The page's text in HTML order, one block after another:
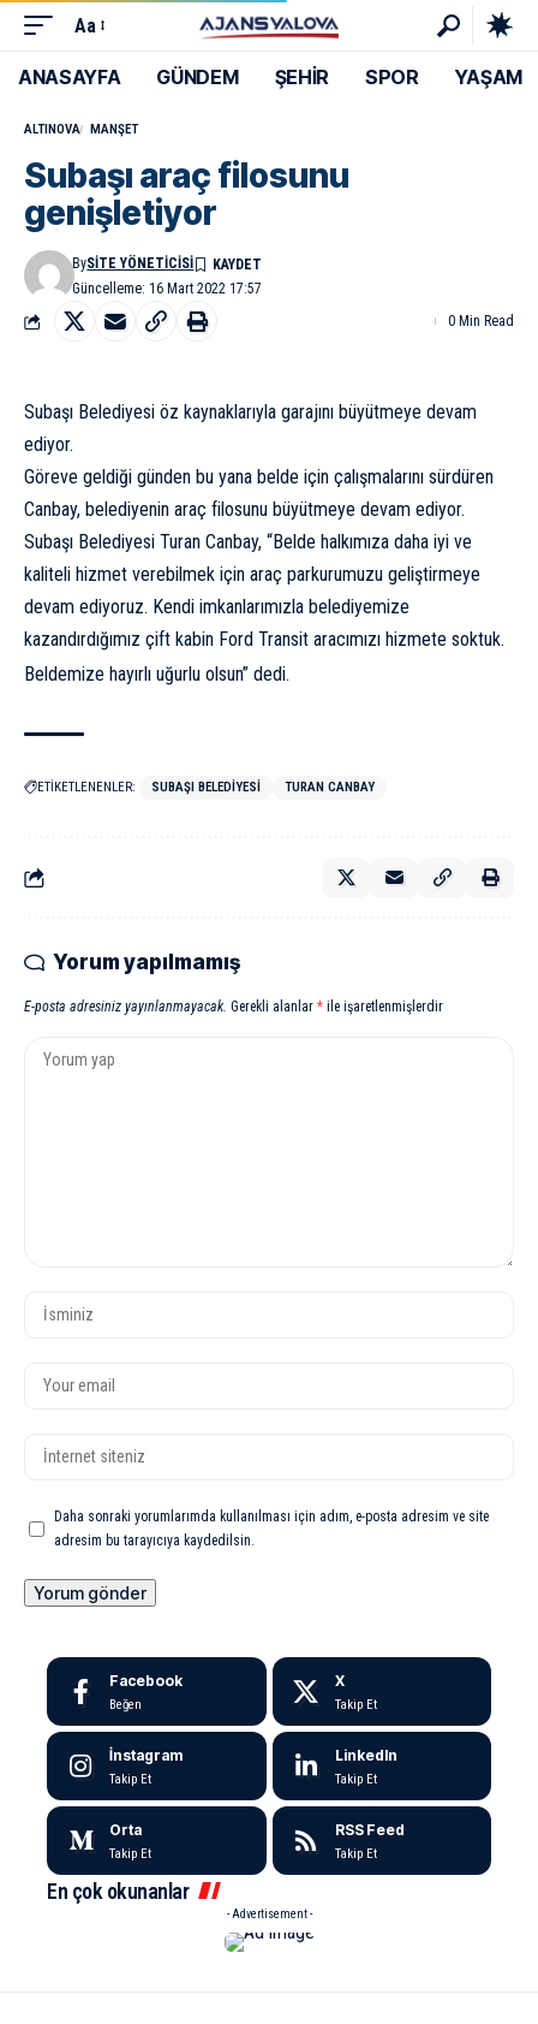
Aa
ANASAYFA GÜNDEM ŞEHİR SPOR YAŞAM
ALTINOVA MANŞET
Subaşı araç filosunu
genişletiyor
Güncelleme: 16 Mart 2022 17:57
BySITE YÖNETICISI
0 Min Read
Subaşı Belediyesi öz kaynaklarıyla garajını büyütmeye devam
ediyor.
Göreve geldiği günden bu yana belde için çalışmalarını sürdüren
Canbay, belediyenin araç filosunu büyütmeye devam ediyor.
Subaşı Belediyesi Turan Canbay, “Belde halkımıza daha iyi ve
kaliteli hizmet verebilmek için araç parkurumuzu geliştirmeye
devam ediyoruz. Kendi imkanlarımızla belediyemize
kazandırdığımız çift kabin Ford Transit aracımızı hizmete soktuk.
Beldemize hayırlı uğurlu olsun” dedi.
ETİKETLENENLER: SUBAŞI BELEDIYESI TURAN CANBAY
Yorum yapılmamış
E-posta adresiniz yayınlanmayacak. Gerekli alanlar * ile işaretlenmişlerdir
Daha sonraki yorumlarımda kullanılması için adım, e-posta adresim ve site
adresim bu tarayıcıya kaydedilsin.
Facebook
Beğen
X
Takip Et
İnstagram
Takip Et
LinkedIn
Takip Et
Orta
Takip Et
RSS Feed
Takip Et
En çok okunanlar
- Advertisement -